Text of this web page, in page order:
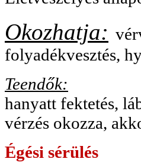
Okozhatja:
folyadékvesztés,
Teendők:
hanyatt fektetés,
vérzés okozza,
Égési sérülés